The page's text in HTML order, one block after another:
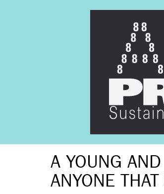
A YOUNG AND
ANYONE THAT